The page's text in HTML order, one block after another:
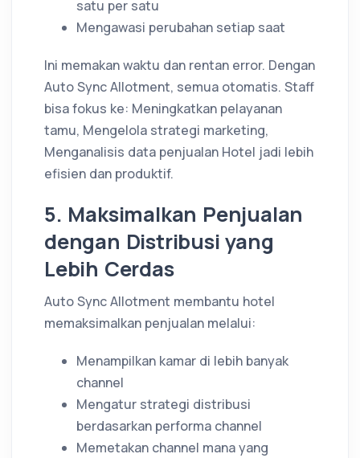
satu per satu
Mengawasi perubahan setiap saat
Ini memakan waktu dan rentan error. Dengan
Auto Sync Allotment, semua otomatis. Staff
bisa fokus ke: Meningkatkan pelayanan
tamu, Mengelola strategi marketing,
Menganalisis data penjualan Hotel jadi lebih
efisien dan produktif.
5. Maksimalkan Penjualan
dengan Distribusi yang
Lebih Cerdas
Auto Sync Allotment membantu hotel
memaksimalkan penjualan melalui:
Menampilkan kamar di lebih banyak
channel
Mengatur strategi distribusi
berdasarkan performa channel
Memetakan channel mana yang